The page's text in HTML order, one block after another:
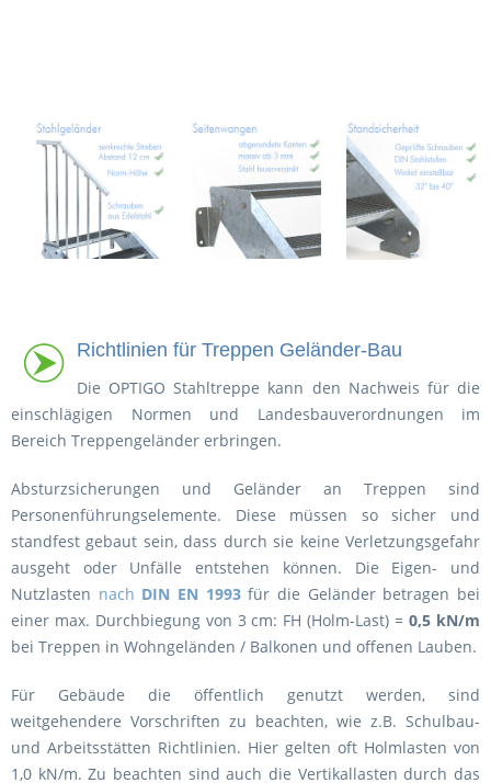
Richtlinien für Treppen Geländer-Bau
Die OPTIGO Stahltreppe kann den Nachweis für die
einschlägigen Normen und Landesbauverordnungen im
Bereich Treppengeländer erbringen.
Absturzsicherungen und Geländer an Treppen sind
Personenführungselemente. Diese müssen so sicher und
standfest gebaut sein, dass durch sie keine Verletzungsgefahr
ausgeht oder Unfälle entstehen können. Die Eigen- und
Nutzlasten nach DIN EN 1993für die Geländer betragen bei
einer max. Durchbiegung von 3 cm: FH (Holm-Last) =0,5 kN/m
bei Treppen in Wohngeländen / Balkonen und offenen Lauben.
Für Gebäude die öffentlich genutzt werden, sind
weitgehendere Vorschriften zu beachten, wie z.B. Schulbau-
und Arbeitsstätten Richtlinien. Hier gelten oft Holmlasten von
1,0 kN/m. Zu beachten sind auch die Vertikallasten durch das